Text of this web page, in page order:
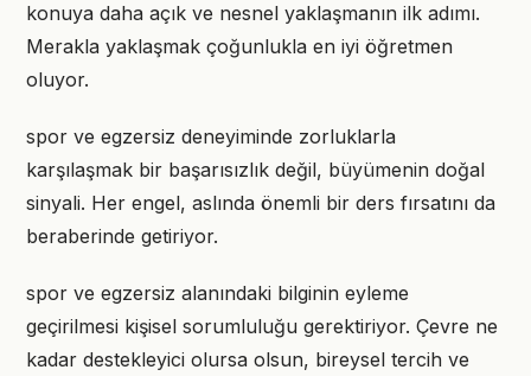
konuya daha açık ve nesnel yaklaşmanın ilk adımı.
Merakla yaklaşmak çoğunlukla en iyi öğretmen
oluyor.
spor ve egzersiz deneyiminde zorluklarla
karşılaşmak bir başarısızlık değil, büyümenin doğal
sinyali. Her engel, aslında önemli bir ders fırsatını da
beraberinde getiriyor.
spor ve egzersiz alanındaki bilginin eyleme
geçirilmesi kişisel sorumluluğu gerektiriyor. Çevre ne
kadar destekleyici olursa olsun, bireysel tercih ve